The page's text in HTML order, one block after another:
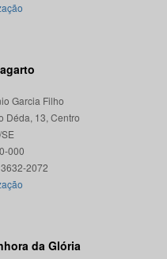
Garcia Filho
Déda, 13, Centro
000
da Glória